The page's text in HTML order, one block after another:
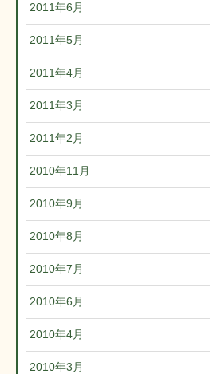
2011年6月
2011年5月
2011年4月
2011年3月
2011年2月
2010年11月
2010年9月
2010年8月
2010年7月
2010年6月
2010年4月
2010年3月